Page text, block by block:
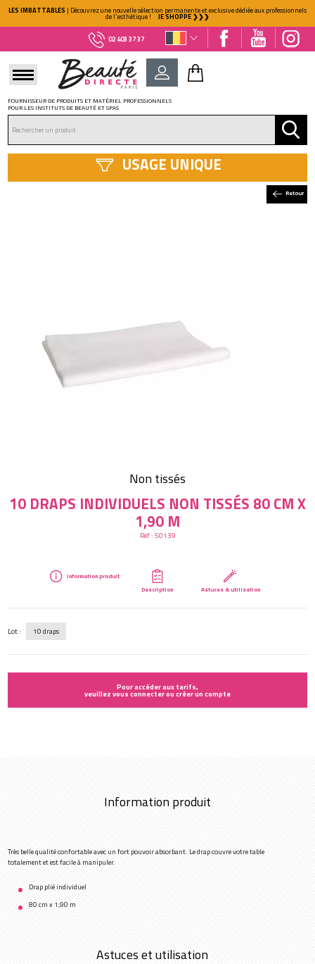
LES IMBATTABLES | Découvrez une nouvelle sélection permanente et exclusive dédiée aux professionnels
de l'esthétique ! JE SHOPPE ❯❯❯
02 403 37 37
FOURNISSEUR DE PRODUITS ET MATÉRIEL PROFESSIONNELS
POUR LES INSTITUTS DE BEAUTÉ ET SPAS
Retour
USAGE UNIQUE
Non tissés
10 DRAPS INDIVIDUELS NON TISSÉS 80 CM X
1,90 M
Réf :50139
Information produit
Description
Astuces & utilisation
Lot : 10 draps
Pour accéder aux tarifs,
veuillez vous connecter ou créer un compte
Information produit
Très belle qualité confortable avec un fort pouvoir absorbant. Le drap couvre votre table
totalement et est facile à manipuler.
Drap plié individuel
80 cm x 1,90 m
Astuces et utilisation